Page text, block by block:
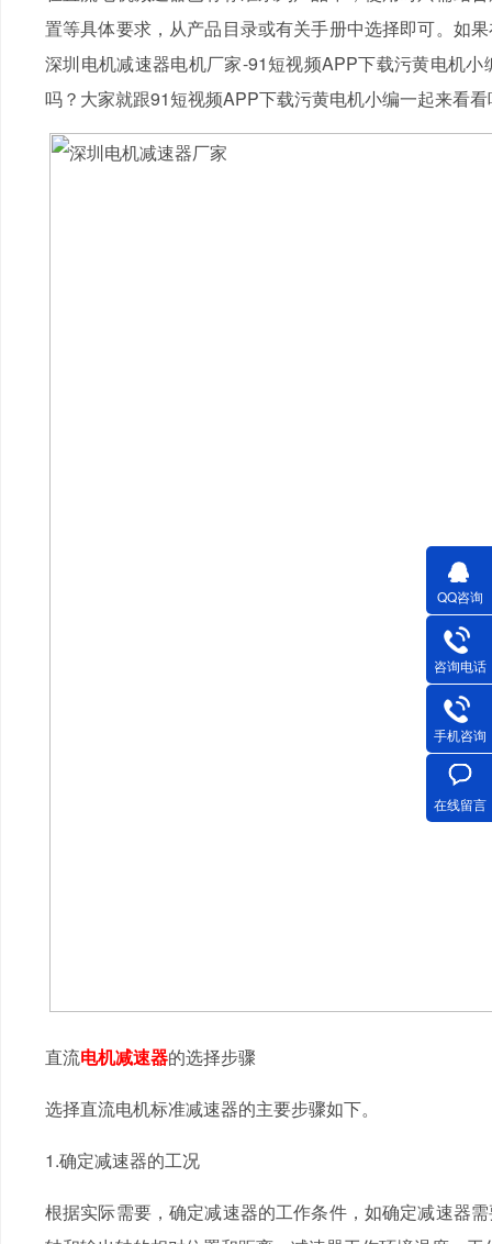
置等具体要求，从产品目录或有关手册中选择即可。如
深圳电机减速器电机厂家-91短视频APP下载污黄电机
吗？大家就跟91短视频APP下载污黄电机小编一起来看
直流电机减速器的选择步骤
选择直流电机标准减速器的主要步骤如下。
1.确定减速器的工况
根据实际需要，确定减速器的工作条件，如确定减速器
QQ咨询
咨询电话
手机咨询
在线留言